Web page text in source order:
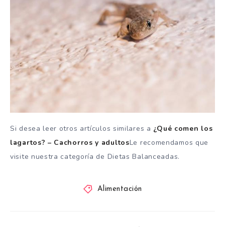
Si desea leer otros artículos similares a ¿Qué comen los
lagartos? – Cachorros y adultosLe recomendamos que
visite nuestra categoría de Dietas Balanceadas.
Alimentación